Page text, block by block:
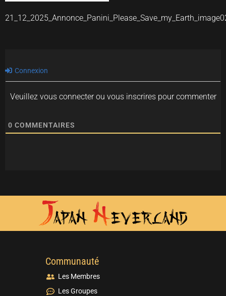
Connexion
Veuillez vous connecter ou vous inscrires pour commenter
0 COMMENTAIRES
Communauté
Les Membres
Les Groupes